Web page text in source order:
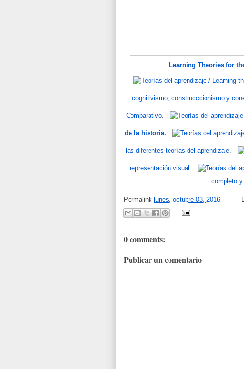
Learning Theories for
cognitivismo, construcccionismo y
Comparativo
de la historia.
las diferentes teorías del aprendizaje.
representación visual
completo y
Permalink lunes, octubre 03, 2016
0 comments:
Publicar un comentario